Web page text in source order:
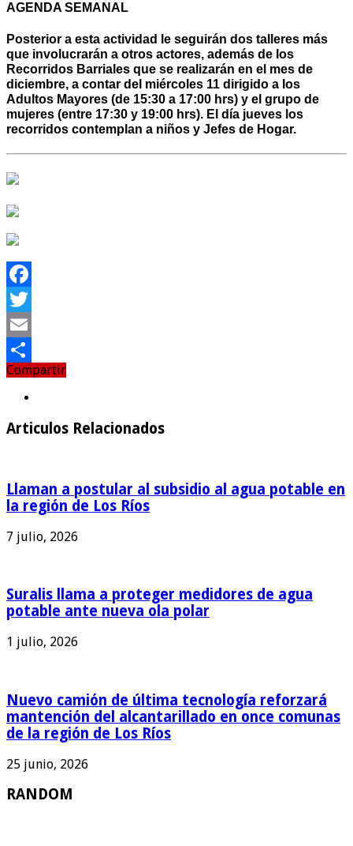
AGENDA SEMANAL
Posterior a esta actividad le seguirán dos talleres más
que involucrarán a otros actores, además de los
Recorridos Barriales que se realizarán en el mes de
diciembre, a contar del miércoles 11 dirigido a los
Adultos Mayores (de 15:30 a 17:00 hrs) y el grupo de
mujeres (entre 17:30 y 19:00 hrs). El día jueves los
recorridos contemplan a niños y Jefes de Hogar.
Facebook
Twitter
Email
Compartir
Compartir
Articulos Relacionados
Llaman a postular al subsidio al agua potable en
la región de Los Ríos
7 julio, 2026
Suralis llama a proteger medidores de agua
potable ante nueva ola polar
1 julio, 2026
Nuevo camión de última tecnología reforzará
mantención del alcantarillado en once comunas
de la región de Los Ríos
25 junio, 2026
RANDOM